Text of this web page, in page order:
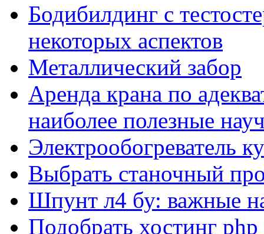
Бодибилдинг с
некоторых аспектов
Металлический забор
Аренда крана по
наиболее полезные
Электрообогреватель
Выбрать станочный
Шпунт л4 бу: важные
Подобрать хостинг